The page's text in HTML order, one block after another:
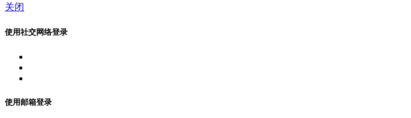
关闭
使用社交网络登录
使用邮箱登录